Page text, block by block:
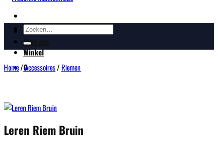
Merken
Over ons
Winkel
0
Zoeken
naar:
Home/Accessoires/ Riemen
Leren Riem Bruin